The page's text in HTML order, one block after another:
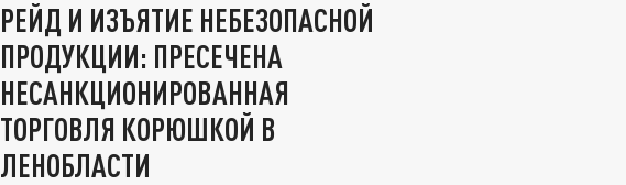
РЕЙД И ИЗЪЯТИЕ НЕБЕЗОПАСНОЙ
ПРОДУКЦИИ: ПРЕСЕЧЕНА
НЕСАНКЦИОНИРОВАННАЯ
ТОРГОВЛЯ КОРЮШКОЙ В
ЛЕНОБЛАСТИ